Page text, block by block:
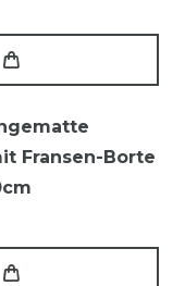
Fransen-Borte